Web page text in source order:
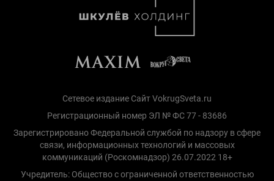
Сетевое издание Сайт VokrugSveta.ru
Регистрационный номер ЭЛ № ФС 77 - 83686
Зарегистрировано Федеральной службой по надзору в сфере
связи, информационных технологий и массовых
коммуникаций (Роскомнадзор) 26.07.2022 18+
Учредитель: Общество с ограниченной ответственностью